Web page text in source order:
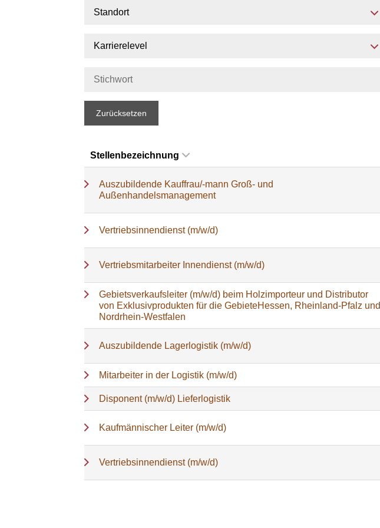
Standort
Karrierelevel
Zurücksetzen
Stellenbezeichnung
Auszubildende Kauffrau/-mann Groß- und
Außenhandelsmanagement
Vertriebsinnendienst (m/w/d)
Vertriebsmitarbeiter Innendienst (m/w/d)
Gebietsverkaufsleiter (m/w/d) beim Holzimporteur und Distributor
von Exklusivprodukten für die GebieteHessen, Rheinland-Pfalz und
Nordrhein-Westfalen
Auszubildende Lagerlogistik (m/w/d)
Mitarbeiter in der Logistik (m/w/d)
Disponent (m/w/d) Lieferlogistik
Kaufmännischer Leiter (m/w/d)
Vertriebsinnendienst (m/w/d)